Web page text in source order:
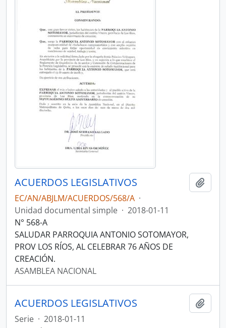
ACUERDOS LEGISLATIVOS
EC/AN/ABJLM/ACUERDOS/568/A ·
Unidad documental simple · 2018-01-11
N° 568-A
SALUDAR PARROQUIA ANTONIO SOTOMAYOR,
PROV LOS RÍOS, AL CELEBRAR 76 AÑOS DE
CREACIÓN.
ASAMBLEA NACIONAL
ACUERDOS LEGISLATIVOS
Serie · 2018-01-11